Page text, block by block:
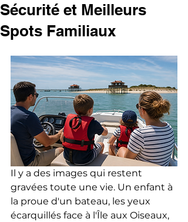
Sécurité et Meilleurs
Spots Familiaux
Il y a des images qui restent
gravées toute une vie. Un enfant à
la proue d'un bateau, les yeux
écarquillés face à l'Île aux Oiseaux,